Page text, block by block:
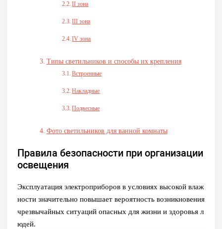
II зона
III зона
IV зона
Типы светильников и способы их крепления
Встроенные
Накладные
Подвесные
Фото светильников для ванной комнаты
Правила безопасности при организации
освещения
Эксплуатация электроприборов в условиях высокой влаж
ности значительно повышает вероятность возникновения
чрезвычайных ситуаций опасных для жизни и здоровья л
юдей.